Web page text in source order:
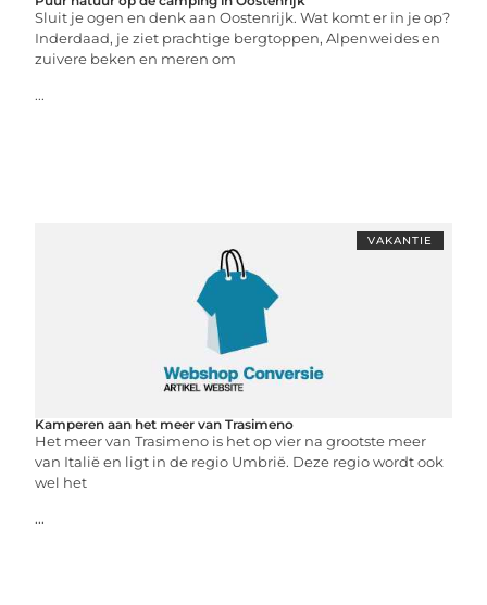
Sluit je ogen en denk aan Oostenrijk. Wat komt er in je op?
Inderdaad, je ziet prachtige bergtoppen, Alpenweides en
zuivere beken en meren om
...
VAKANTIE
Kamperen aan het meer van Trasimeno
Het meer van Trasimeno is het op vier na grootste meer
van Italië en ligt in de regio Umbrië. Deze regio wordt ook
wel het
...